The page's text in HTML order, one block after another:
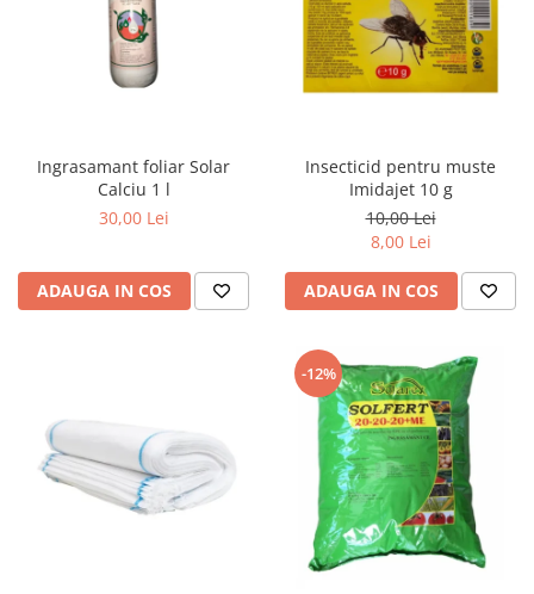
Ingrasamant foliar Solar
Calciu 1 l
30,00 Lei
ADAUGA IN COS
Insecticid pentru muste
Imidajet 10 g
10,00 Lei
8,00 Lei
ADAUGA IN COS
-12%